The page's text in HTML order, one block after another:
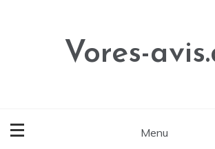
Vores-
Menu